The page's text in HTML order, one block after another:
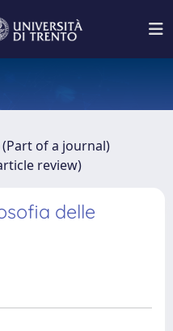
of a journal)
review)
delle